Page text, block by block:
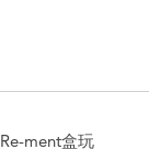
Re-ment盒玩